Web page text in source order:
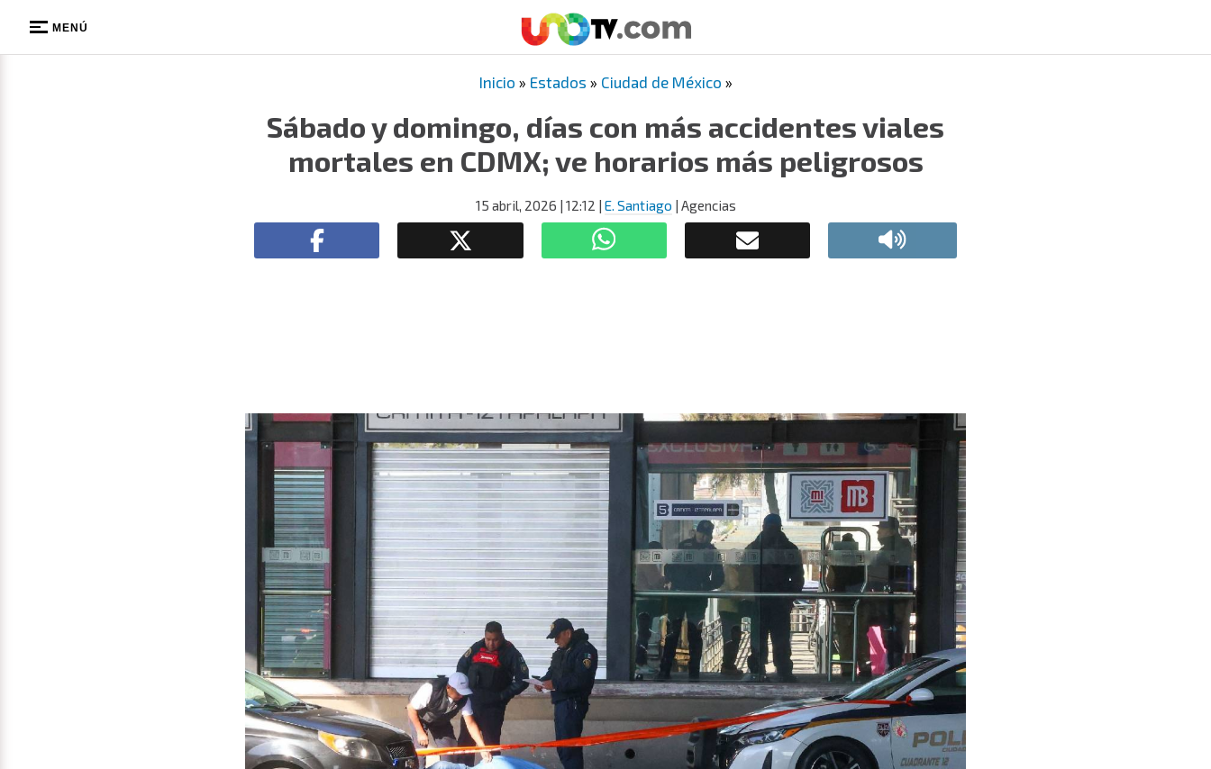
MENÚ
Inicio » Estados » Ciudad de México »
Sábado y domingo, días con más accidentes viales
mortales en CDMX; ve horarios más peligrosos
15 abril, 2026 | 12:12 | E. Santiago | Agencias